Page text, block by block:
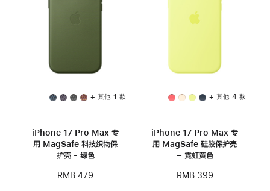
+ 其他 1 款
iPhone 17 Pro Max 专
用 MagSafe 科技织物保
护壳 - 绿色
RMB 479
+ 其他 4 款
iPhone 17 Pro Max 专
用 MagSafe 硅胶保护壳
– 霓虹黄色
RMB 399